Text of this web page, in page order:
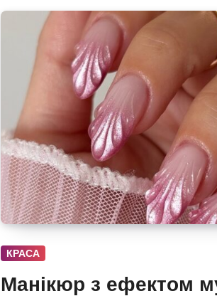
КРАСА
Манікюр з ефектом